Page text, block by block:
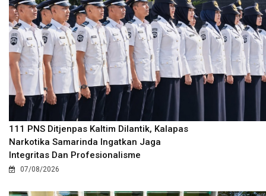
111 PNS Ditjenpas Kaltim Dilantik, Kalapas
Narkotika Samarinda Ingatkan Jaga
Integritas Dan Profesionalisme
07/08/2026